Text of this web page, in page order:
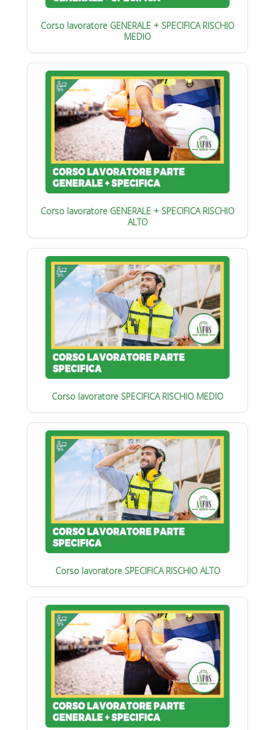
Corso lavoratore GENERALE + SPECIFICA RISCHIO
MEDIO
Corso lavoratore GENERALE + SPECIFICA RISCHIO
ALTO
Corso lavoratore SPECIFICA RISCHIO MEDIO
Corso lavoratore SPECIFICA RISCHIO ALTO